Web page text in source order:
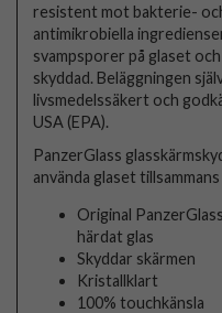
resistent mot bakterie-
antimikrobiella
svampsporer på glaset
skyddad. Beläggningen
livsmedelssäkert och
USA (EPA).
PanzerGlass
använda glaset
Original
härdat glas
Skyddar skärmen
Kristallklart
100% touchkänsla